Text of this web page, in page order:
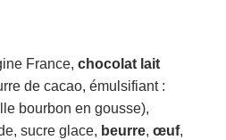
France, chocolat lait
de cacao, émulsifiant :
bourbon en gousse),
sucre glace, beurre, œuf,